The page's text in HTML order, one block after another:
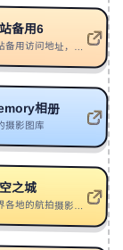
巴音汗
Walker/Sorana
Josh A
铁痕电台-MSR
Soleilx
老衲不吃饭
胡梦周/马吟吟
频、音频
比。
基于
文本转语音和零样本声音
秒参考音频即可复制音
备用6
本站备用访问地址，托关于vercel，请科学访问noisedh.vercel.app
相册
摄影图库
之城
世界各地的航拍摄影师、拍手叫绝的航拍作品与独具价值的航拍攻略。全世界的探索者们互相启发，乐在其中。现在加入天空之城，换个角度看世界！。